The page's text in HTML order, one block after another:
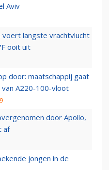
Aviv
voert langste vrachtvlucht
ooit uit
door: maatschappij gaat
van A220-100-vloot
door Apollo,
af
jongen in de